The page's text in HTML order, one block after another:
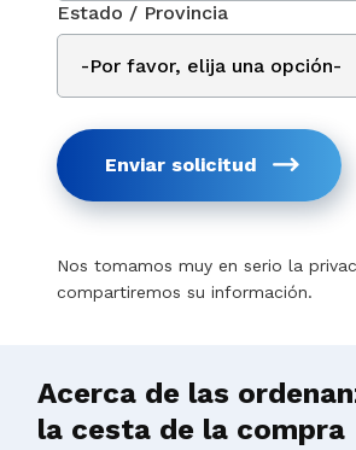
Estado / Provincia
Enviar solicitud
Nos tomamos muy en serio la
compartiremos su información.
Acerca de las
la cesta de la compra